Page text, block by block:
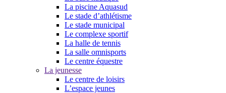
La piscine Aquasud
Le stade d’athlétisme
Le stade municipal
Le complexe sportif
La halle de tennis
La salle omnisports
Le centre équestre
La jeunesse
Le centre de loisirs
L’espace jeunes